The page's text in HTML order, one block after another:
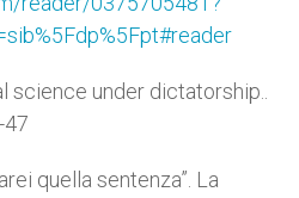
science under dictatorship..
47
quella sentenza”. La